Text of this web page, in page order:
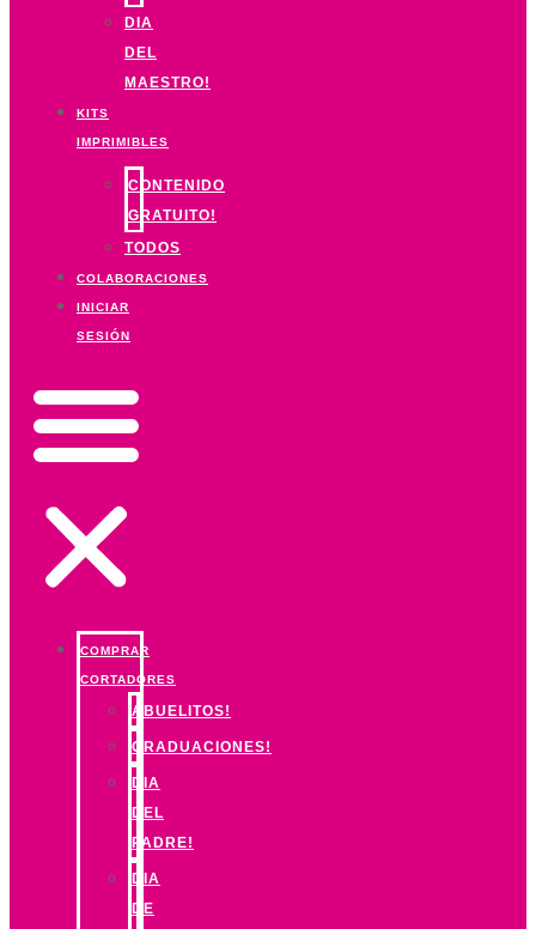
DIA
DEL
MAESTRO!
KITS
IMPRIMIBLES
CONTENIDO
GRATUITO!
TODOS
COLABORACIONES
INICIAR
SESIÓN
COMPRAR
CORTADORES
ABUELITOS!
GRADUACIONES!
DIA
DEL
PADRE!
DIA
DE